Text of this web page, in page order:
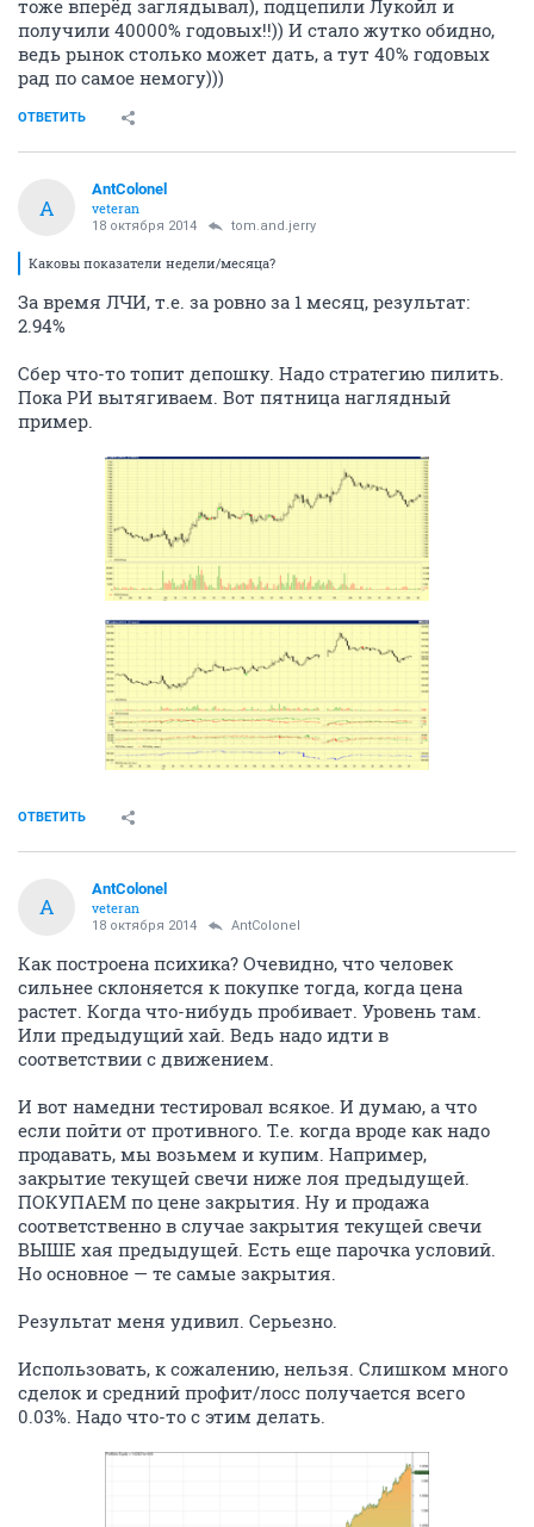
тоже вперёд заглядывал), подцепили Лукойл и
получили 40000% годовых!!)) И стало жутко обидно,
ведь рынок столько может дать, а тут 40% годовых
рад по самое немогу)))
ОТВЕТИТЬ
A
AntColonel
veteran
18 октября 2014 tom.and.jerry
Каковы показатели недели/месяца?
За время ЛЧИ, т.е. за ровно за 1 месяц, результат:
2.94%
Сбер что-то топит депошку. Надо стратегию пилить.
Пока РИ вытягиваем. Вот пятница наглядный
пример.
ОТВЕТИТЬ
A
AntColonel
veteran
18 октября 2014 AntColonel
Как построена психика? Очевидно, что человек
сильнее склоняется к покупке тогда, когда цена
растет. Когда что-нибудь пробивает. Уровень там.
Или предыдущий хай. Ведь надо идти в
соответствии с движением.
И вот намедни тестировал всякое. И думаю, а что
если пойти от противного. Т.е. когда вроде как надо
продавать, мы возьмем и купим. Например,
закрытие текущей свечи ниже лоя предыдущей.
ПОКУПАЕМ по цене закрытия. Ну и продажа
соответственно в случае закрытия текущей свечи
ВЫШЕ хая предыдущей. Есть еще парочка условий.
Но основное — те самые закрытия.
Результат меня удивил. Серьезно.
Использовать, к сожалению, нельзя. Слишком много
сделок и средний профит/лосс получается всего
0.03%. Надо что-то с этим делать.